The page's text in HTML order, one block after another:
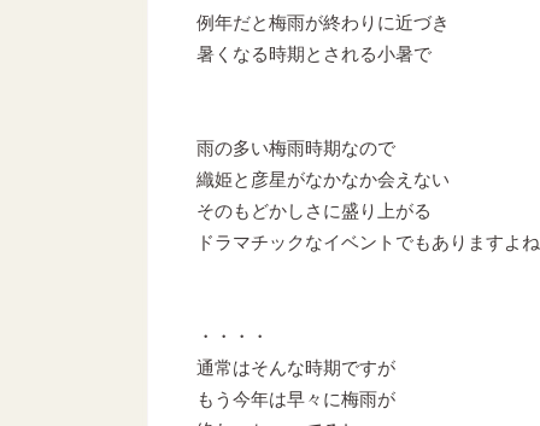
例年だと梅雨が終わりに近づき
暑くなる時期とされる小暑で
雨の多い梅雨時期なので
織姫と彦星がなかなか会えない
そのもどかしさに盛り上がる
ドラマチックなイベントでもありますよね
・・・・
通常はそんな時期ですが
もう今年は早々に梅雨が